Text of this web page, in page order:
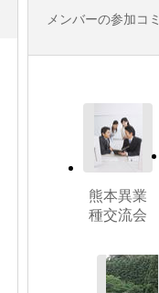
メンバーの参加コ
熊本異業
種交流会